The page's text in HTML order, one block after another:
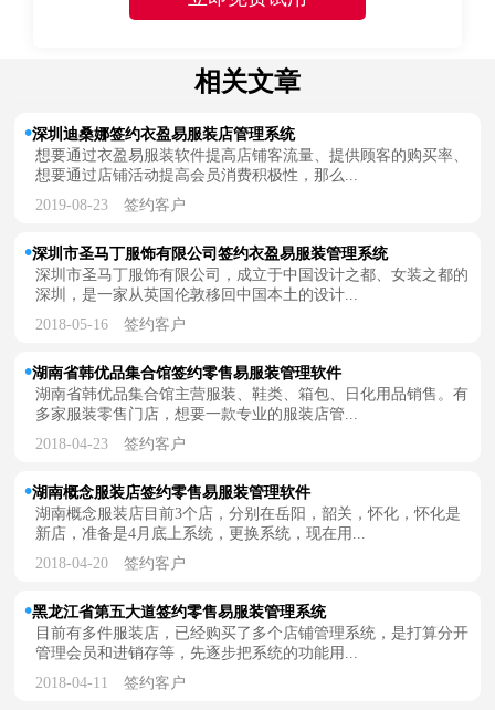
相关文章
深圳迪桑娜签约衣盈易服装店管理系统
想要通过衣盈易服装软件提高店铺客流量、提供顾客的购买率、
想要通过店铺活动提高会员消费积极性，那么...
2019-08-23 签约客户
深圳市圣马丁服饰有限公司签约衣盈易服装管理系统
深圳市圣马丁服饰有限公司，成立于中国设计之都、女装之都的
深圳，是一家从英国伦敦移回中国本土的设计...
2018-05-16 签约客户
湖南省韩优品集合馆签约零售易服装管理软件
湖南省韩优品集合馆主营服装、鞋类、箱包、日化用品销售。有
多家服装零售门店，想要一款专业的服装店管...
2018-04-23 签约客户
湖南概念服装店签约零售易服装管理软件
湖南概念服装店目前3个店，分别在岳阳，韶关，怀化，怀化是
新店，准备是4月底上系统，更换系统，现在用...
2018-04-20 签约客户
黑龙江省第五大道签约零售易服装管理系统
目前有多件服装店，已经购买了多个店铺管理系统，是打算分开
管理会员和进销存等，先逐步把系统的功能用...
2018-04-11 签约客户